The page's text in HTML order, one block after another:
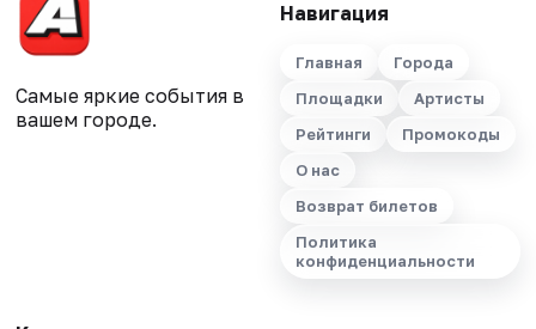
Самые яркие события в
вашем городе.
Навигация
Главная
Города
Площадки
Артисты
Рейтинги
Промокоды
О нас
Возврат билетов
Политика
конфиденциальности